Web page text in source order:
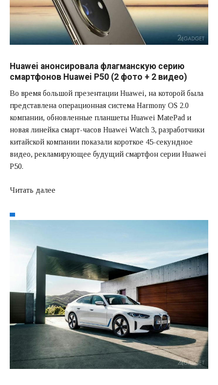
Huawei анонсировала флагманскую серию
смартфонов Huawei P50 (2 фото + 2 видео)
Во время большой презентации Huawei, на которой была
представлена операционная система Harmony OS 2.0
компании, обновленные планшеты Huawei MatePad и
новая линейка смарт-часов Huawei Watch 3, разработчики
китайской компании показали короткое 45-секундное
видео, рекламирующее будущий смартфон серии Huawei
P50.
Читать далее